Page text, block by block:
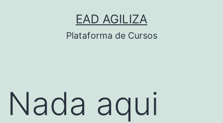
EAD AGILIZA
Plataforma de Cursos
Nada aqui